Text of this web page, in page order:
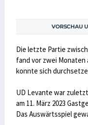
VORSCHAU
Die letzte Partie
fand vor zwei Monaten
konnte sich
UD Levante war
am 11. März 2023
Das Auswärtsspiel